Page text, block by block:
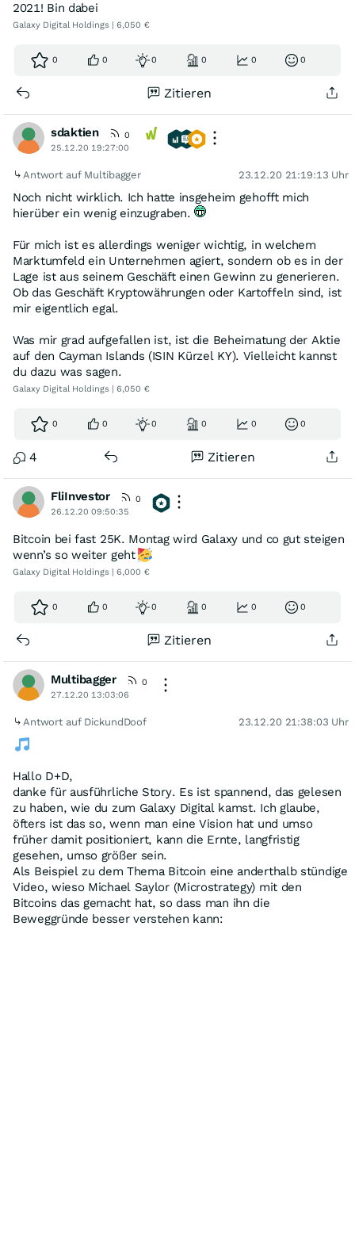
2021! Bin dabei
Galaxy Digital Holdings | 6,050 €
0 0 0 0 0 0
Zitieren
sdaktien
0
25.12.20 19:27:00
Antwort auf Multibagger 23.12.20 21:19:13 Uhr
Noch nicht wirklich. Ich hatte insgeheim gehofft mich
hierüber ein wenig einzugraben.
Für mich ist es allerdings weniger wichtig, in welchem
Marktumfeld ein Unternehmen agiert, sondern ob es in der
Lage ist aus seinem Geschäft einen Gewinn zu generieren.
Ob das Geschäft Kryptowährungen oder Kartoffeln sind, ist
mir eigentlich egal.
Was mir grad aufgefallen ist, ist die Beheimatung der Aktie
auf den Cayman Islands (ISIN Kürzel KY). Vielleicht kannst
du dazu was sagen.
Galaxy Digital Holdings | 6,050 €
0 0 0 0 0 0
4 Zitieren
FliInvestor
0
26.12.20 09:50:35
Bitcoin bei fast 25K. Montag wird Galaxy und co gut steigen
wenn’s so weiter geht
Galaxy Digital Holdings | 6,000 €
0 0 0 0 0 0
Zitieren
Multibagger
0
27.12.20 13:03:06
Antwort auf DickundDoof 23.12.20 21:38:03 Uhr
Hallo D+D,
danke für ausführliche Story. Es ist spannend, das gelesen
zu haben, wie du zum Galaxy Digital kamst. Ich glaube,
öfters ist das so, wenn man eine Vision hat und umso
früher damit positioniert, kann die Ernte, langfristig
gesehen, umso größer sein.
Als Beispiel zu dem Thema Bitcoin eine anderthalb stündige
Video, wieso Michael Saylor (Microstrategy) mit den
Bitcoins das gemacht hat, so dass man ihn die
Beweggründe besser verstehen kann: